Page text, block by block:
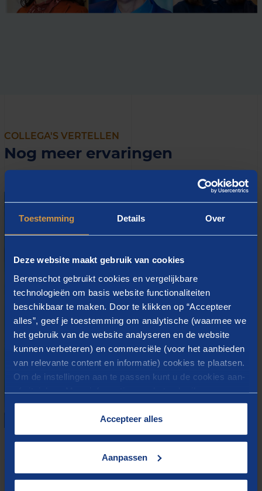
Toestemming Details Over
Deze website maakt gebruik van cookies
Berenschot gebruikt cookies en vergelijkbare
technologieën om basis website functionaliteiten
beschikbaar te maken. Door te klikken op “Accepteer
alles”, geef je toestemming om analytische (waarmee we
het gebruik van de website analyseren en de website
kunnen verbeteren) en commerciële (voor het aanbieden
van relevante content en informatie) cookies te plaatsen.
Om de instellingen aan te passen kunt u de cookies aan-
cookies op onze website treft u in onze
Accepteer alles
Aanpassen
COLLEGA'S VERTELLEN
Nog meer ervaringen
André Oostdijk
André volgde naast zijn werk een master en is inmiddels
senior managing consultant.